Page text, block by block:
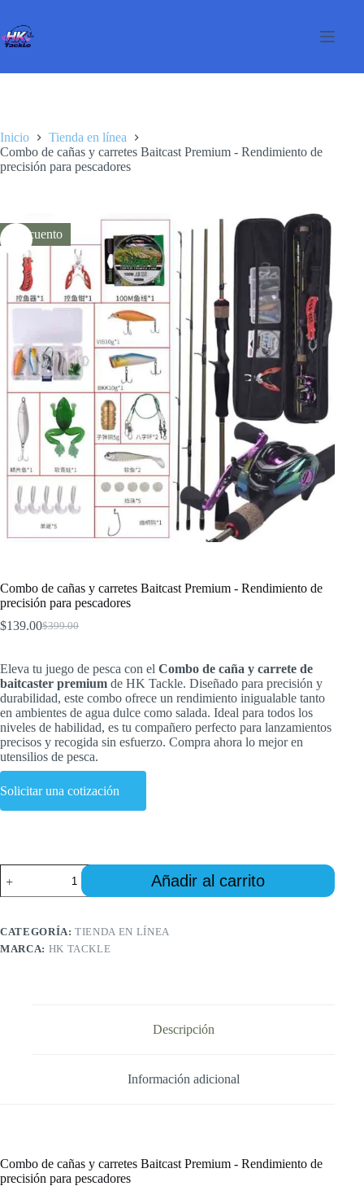
contenido
Inicio
Tienda en línea
Combo de cañas y carretes Baitcast Premium - Rendimiento de
precisión para pescadores
Descuento
Combo de cañas y carretes Baitcast Premium - Rendimiento de
precisión para pescadores
$399.00
El
original
era:
$399.00.
$139.00El
actual
es:
$139.00.
Eleva tu juego de pesca con el Combo de caña y carrete de
baitcaster premium de HK Tackle. Diseñado para precisión y
durabilidad, este combo ofrece un rendimiento inigualable tanto
en ambientes de agua dulce como salada. Ideal para todos los
niveles de habilidad, es tu compañero perfecto para lanzamientos
precisos y recogida sin esfuerzo. Compra ahora lo mejor en
utensilios de pesca.
Solicitar una cotización
Baitcast
Reels
Combo
-
Precision
Añadir al carrito
CATEGORÍA:TIENDA EN LÍNEA
MARCA: HK TACKLE
Descripción
Información adicional
Combo de cañas y carretes Baitcast Premium - Rendimiento de
precisión para pescadores